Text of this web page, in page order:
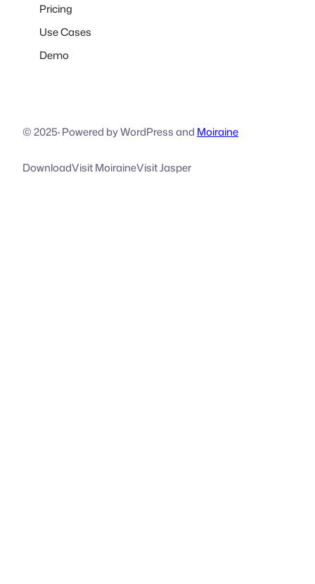
Pricing
Use Cases
Demo
© 2025·Powered by WordPress and Moiraine
DownloadVisit MoiraineVisit Jasper